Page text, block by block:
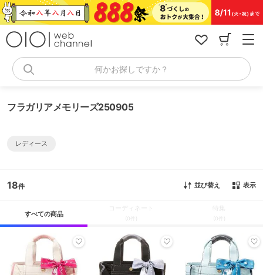
コ
ン
何かお探しですか？
フラガリアメモリーズ250905
レディース
18 並び替え 表示
すべての商品
(0件) (0件)